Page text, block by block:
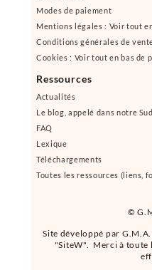
©
Site développé par
"SiteW". Merci à
Modes de paiement
Mentions légales : Voir tout
Conditions générales de
Cookies : Voir tout en bas de
Ressources
Actualités
Le blog, appelé dans notre
FAQ
Lexique
Téléchargements
Toutes les ressources (liens,